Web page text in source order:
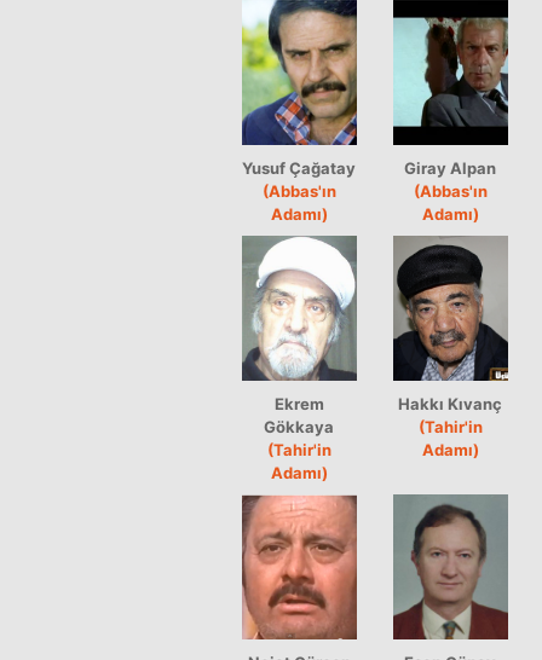
Yusuf Çağatay
(Abbas'ın
Adamı)
Giray Alpan
(Abbas'ın
Adamı)
Ekrem
Gökkaya
(Tahir'in
Adamı)
Hakkı Kıvanç
(Tahir'in
Adamı)